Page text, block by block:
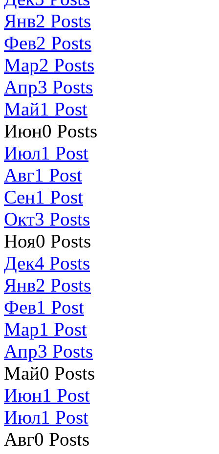
Янв2 Posts
Фев2 Posts
Мар2 Posts
Апр3 Posts
Май1 Post
Июн0 Posts
Июл1 Post
Авг1 Post
Сен1 Post
Окт3 Posts
Ноя0 Posts
Дек4 Posts
Янв2 Posts
Фев1 Post
Мар1 Post
Апр3 Posts
Май0 Posts
Июн1 Post
Июл1 Post
Авг0 Posts